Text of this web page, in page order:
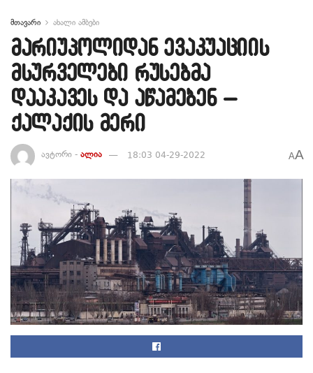
მთავარი ახალი ამბები
მარიუპოლიდან ევაკუაციის
მსურველები რუსებმა
დააკავეს და აწამებენ –
ქალაქის მერი
ავტორი - ალია 18:03 04-29-2022 AA